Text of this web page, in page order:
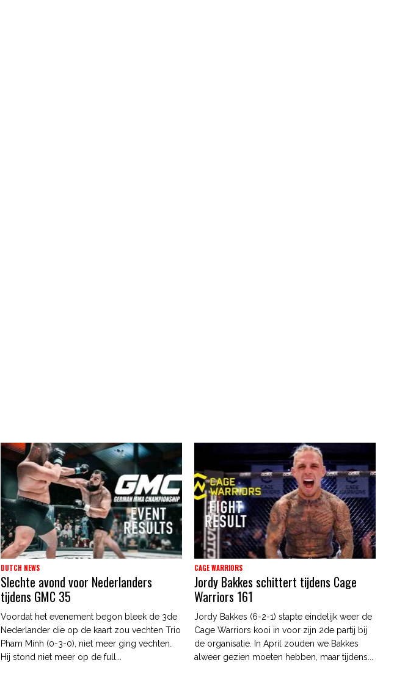
DUTCH NEWS
Slechte avond voor Nederlanders
tijdens GMC 35
Voordat het evenement begon bleek de 3de
Nederlander die op de kaart zou vechten Trio
Pham Minh (0-3-0), niet meer ging vechten.
Hij stond niet meer op de full...
CAGE WARRIORS
Jordy Bakkes schittert tijdens Cage
Warriors 161
Jordy Bakkes (6-2-1) stapte eindelijk weer de
Cage Warriors kooi in voor zijn 2de partij bij
de organisatie. In April zouden we Bakkes
alweer gezien moeten hebben, maar tijdens...